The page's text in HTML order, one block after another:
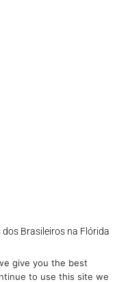
Brasileiros na Flórida
Policy Sitemap
give you the best
to use this site we